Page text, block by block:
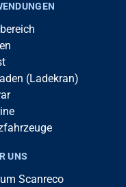
(Ladekran)
UNS
Scanreco